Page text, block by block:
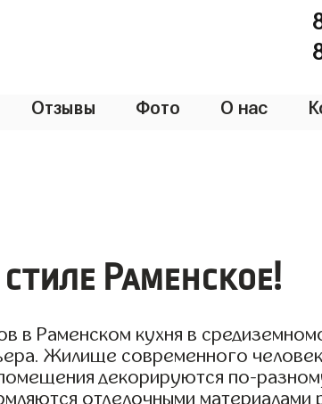
Отзывы Фото О нас
Раменское!
в Раменском кухня в
Жилище современного
декорируются по-
отделочными материалами